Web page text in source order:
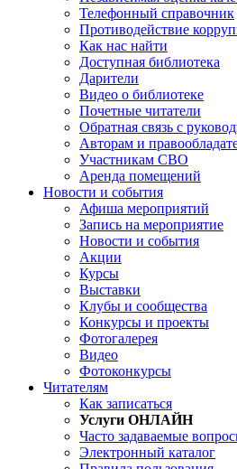
Телефонный справочник
Противодействие
Как нас найти
Доступная библиотека
Дарители
Видео о библиотеке
Почетные читатели
Обратная связь с
Авторам и
Участникам СВО
Аренда помещений
Новости и события
Афиша мероприятий
Запись на мероприятие
Новости и события
Акции
Курсы
Выставки
Клубы и сообщества
Конкурсы и проекты
Фотогалерея
Видео
Фотоконкурсы
Читателям
Как записаться
Услуги ОНЛАЙН
Часто задаваемые
Электронный каталог